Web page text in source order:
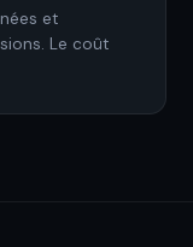
et
Le coût